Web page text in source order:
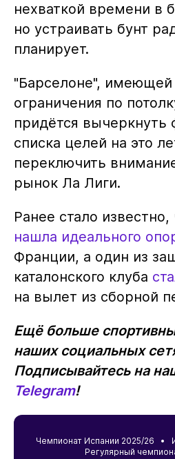
нехваткой времени в
но устраивать бунт
планирует.
"Барселоне", имеющей
ограничения по
придётся вычеркнуть
списка целей на это
переключить
рынок Ла Лиги.
Ранее стало
нашла идеального
Франции, а один из
каталонского клуба
на вылет из сборной
Ещё больше
наших социальных
Подписывайтесь на
Telegram!
Чемпионат Испании 2025/26 •
Регулярный